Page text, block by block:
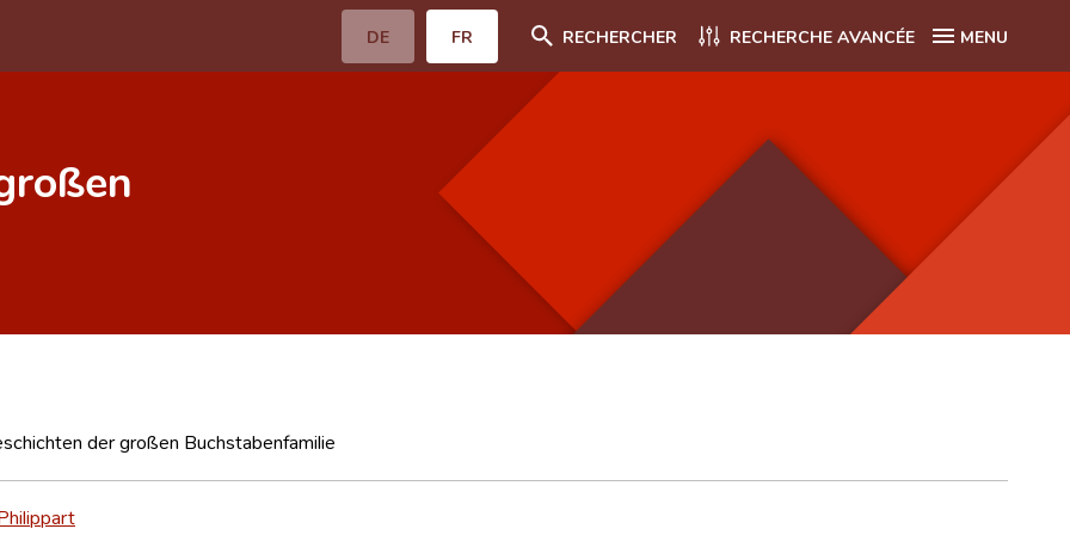
DE FR RECHERCHER RECHERCHE AVANCÉE MENU
der großen Buchstabenfamilie